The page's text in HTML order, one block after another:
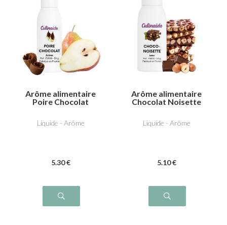
Arôme alimentaire
Poire Chocolat
Liquide - Arôme
5.30 €
Arôme alimentaire
Chocolat Noisette
Liquide - Arôme
5.10 €